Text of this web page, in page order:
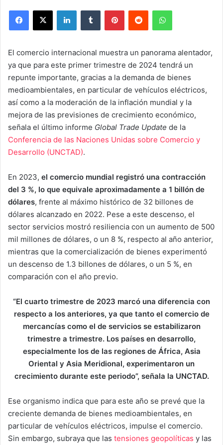
El comercio internacional muestra un panorama alentador,
ya que para este primer trimestre de 2024 tendrá un
repunte importante, gracias a la demanda de bienes
medioambientales, en particular de vehículos eléctricos,
así como a la moderación de la inflación mundial y la
mejora de las previsiones de crecimiento económico,
señala el último informe Global Trade Update de la
Conferencia de las Naciones Unidas sobre Comercio y
Desarrollo (UNCTAD).
En 2023, el comercio mundial registró una contracción
del 3 %, lo que equivale aproximadamente a 1 billón de
dólares, frente al máximo histórico de 32 billones de
dólares alcanzado en 2022. Pese a este descenso, el
sector servicios mostró resiliencia con un aumento de 500
mil millones de dólares, o un 8 %, respecto al año anterior,
mientras que la comercialización de bienes experimentó
un descenso de 1.3 billones de dólares, o un 5 %, en
comparación con el año previo.
“El cuarto trimestre de 2023 marcó una diferencia con
respecto a los anteriores, ya que tanto el comercio de
mercancías como el de servicios se estabilizaron
trimestre a trimestre. Los países en desarrollo,
especialmente los de las regiones de África, Asia
Oriental y Asia Meridional, experimentaron un
crecimiento durante este periodo”, señala la UNCTAD.
Ese organismo indica que para este año se prevé que la
creciente demanda de bienes medioambientales, en
particular de vehículos eléctricos, impulse el comercio.
Sin embargo, subraya que las tensiones geopolíticas y las